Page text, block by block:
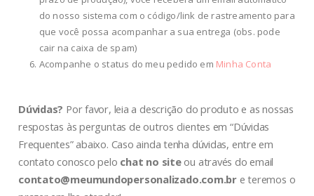
do nosso sistema com o código/link de rastreamento para
que você possa acompanhar a sua entrega (obs. pode
cair na caixa de spam)
Acompanhe o status do meu pedido em Minha Conta
Dúvidas? Por favor, leia a descrição do produto e as nossas
respostas às perguntas de outros clientes em “Dúvidas
Frequentes” abaixo. Caso ainda tenha dúvidas, entre em
contato conosco pelo chat no siteou através do email
contato@meumundopersonalizado.com.bre teremos o